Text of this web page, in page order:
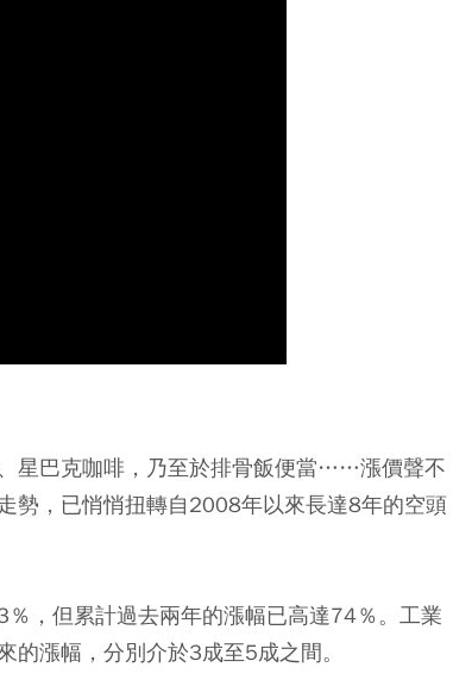
星巴克咖啡，乃至於排骨飯便當……漲價聲不
勢，已悄悄扭轉自2008年以來長達8年的空頭
，但累計過去兩年的漲幅已高達74％。工業
漲幅，分別介於3成至5成之間。